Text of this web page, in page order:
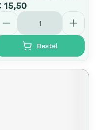
15,50
Bestel